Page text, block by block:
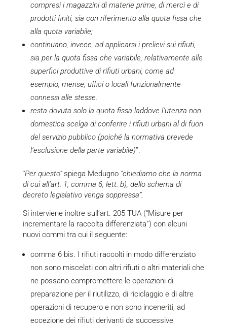
compresi i magazzini di materie prime, di merci e di
prodotti finiti, sia con riferimento alla quota fissa che
alla quota variabile;
continuano, invece, ad applicarsi i prelievi sui rifiuti,
sia per la quota fissa che variabile, relativamente alle
superfici produttive di rifiuti urbani, come ad
esempio, mense, uffici o locali funzionalmente
connessi alle stesse.
resta dovuta solo la quota fissa laddove l’utenza non
domestica scelga di conferire i rifiuti urbani al di fuori
del servizio pubblico (poiché la normativa prevede
l’esclusione della parte variabile)”.
“Per questo”spiega Medugno “chiediamo che la norma
di cui all’art. 1, comma 6, lett. b), dello schema di
decreto legislativo venga soppressa”.
Si interviene inoltre sull’art. 205 TUA (“Misure per
incrementare la raccolta differenziata”) con alcuni
nuovi commi tra cui il seguente:
comma 6 bis. I rifiuti raccolti in modo differenziato
non sono miscelati con altri rifiuti o altri materiali che
ne possano compromettere le operazioni di
preparazione per il riutilizzo, di riciclaggio e di altre
operazioni di recupero e non sono inceneriti, ad
eccezione dei rifiuti derivanti da successive